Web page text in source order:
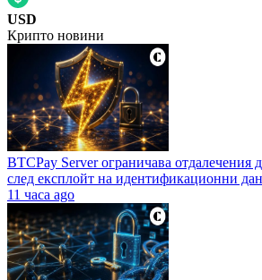
USD
Крипто новини
BTCPay Server ограничава отдалечения
след експлойт на идентификационни
11 часа ago